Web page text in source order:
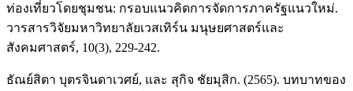
ท่องเที่ยวโดยชุมชน: กรอบแนวคิดการจัดการภาครัฐแนวใหม่.
วารสารวิจัยมหาวิทยาลัยเวสเทิร์น มนุษยศาสตร์และ
สังคมศาสตร์, 10(3), 229-242.
ธัณย์สิตา บุตรจินดาเวศย์, และ สุกิจ ชัยมุสิก. (2565). บทบาทของ